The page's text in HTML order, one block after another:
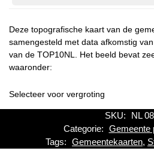
Deze topografische kaart van de
samengesteld met data afkomstig
van de TOP10NL. Het beeld bevat
waaronder:
Selecteer voor vergroting
SKU:
NL
Categorie: Gemeente
Tags: Gemeentekaarten,